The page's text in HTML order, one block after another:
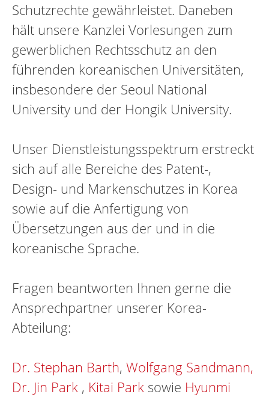
Schutzrechte gewährleistet. Daneben
hält unsere Kanzlei Vorlesungen zum
gewerblichen Rechtsschutz an den
führenden koreanischen Universitäten,
insbesondere der Seoul National
University und der Hongik University.
Unser Dienstleistungsspektrum erstreckt
sich auf alle Bereiche des Patent-,
Design- und Markenschutzes in Korea
sowie auf die Anfertigung von
Übersetzungen aus der und in die
koreanische Sprache.
Fragen beantworten Ihnen gerne die
Ansprechpartner unserer Korea-
Abteilung:
Dr. Stephan Barth, Wolfgang Sandmann,
Dr. Jin Park , Kitai Park sowie Hyunmi